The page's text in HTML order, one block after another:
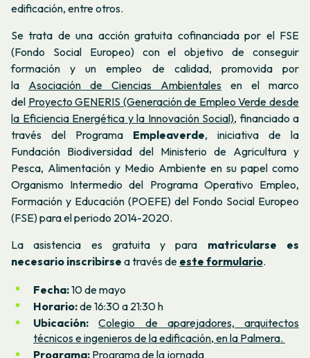
edificación, entre otros.
Se trata de una acción gratuita cofinanciada por el FSE
(Fondo Social Europeo) con el objetivo de conseguir
formación y un empleo de calidad, promovida por
la Asociación de Ciencias Ambientales en el marco
del Proyecto GENERIS (Generación de Empleo Verde desde
la Eficiencia Energética y la Innovación Social), financiado a
través del Programa Empleaverde, iniciativa de la
Fundación Biodiversidad del Ministerio de Agricultura y
Pesca, Alimentación y Medio Ambiente en su papel como
Organismo Intermedio del Programa Operativo Empleo,
Formación y Educación (POEFE) del Fondo Social Europeo
(FSE) para el periodo 2014-2020.
La asistencia es gratuita y para matricularse es
necesario inscribirse a través de este formulario.
Fecha:10 de mayo
Horario:de 16:30 a 21:30 h
Ubicación:
Colegio de aparejadores, arquitectos
técnicos e ingenieros de la edificación, en la Palmera.
Programa: Programa de la jornada